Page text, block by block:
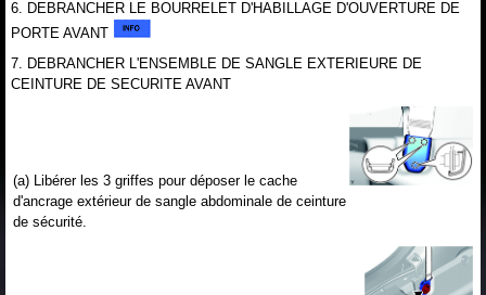
6. DEBRANCHER LE BOURRELET D'HABILLAGE D'OUVERTURE DE
PORTE AVANT
7. DEBRANCHER L'ENSEMBLE DE SANGLE EXTERIEURE DE
CEINTURE DE SECURITE AVANT
(a) Libérer les 3 griffes pour déposer le cache
d'ancrage extérieur de sangle abdominale de ceinture
de sécurité.